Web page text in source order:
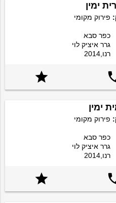
ימין
פירוק מקומי
כפר סבא
גרר איציק לוי
רנו,2014

ימין
פירוק מקומי
כפר סבא
גרר איציק לוי
רנו,2014
